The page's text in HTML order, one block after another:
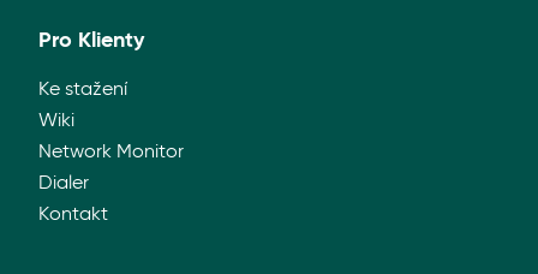
WIKI
KARIÉRA
KONTAKT
Pro Klienty
Ke stažení
Wiki
Network Monitor
Dialer
Kontakt